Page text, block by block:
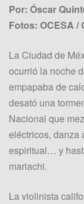
Por: Óscar
Fotos: OCESA /
La Ciudad de
ocurrió la noche
empapaba de
desató una
Nacional que
eléctricos, danza
espiritual… y
mariachi.
La violinista